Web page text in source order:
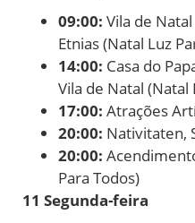
09:00: Vila de
Etnias (Natal Luz
14:00: Casa do
Vila de Natal (Natal
17:00: Atrações
20:00: Nativitaten,
20:00:
Para Todos)
11 Segunda-feira